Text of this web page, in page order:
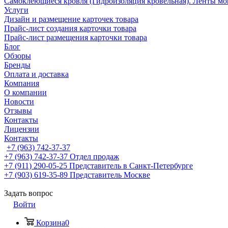
Услуги
Дизайн и размещение карточек товара
Прайс-лист создания карточки товара
Прайс-лист размещения карточки товара
Блог
Обзоры
Бренды
Оплата и доставка
Компания
О компании
Новости
Отзывы
Контакты
Лицензии
Контакты
+7 (963) 742-37-37
+7 (963) 742-37-37 Отдел продаж
+7 (911) 290-05-25 Представитель в Санкт-Петербурге
+7 (903) 619-35-89 Представитель Москве
Задать вопрос
Войти
Корзина0